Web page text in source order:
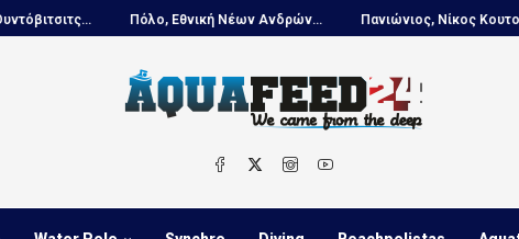
Πόλο, Εθνική Νέων Ανδρών... Πανιώνιος, Νίκος Κουτουβάκης στο...